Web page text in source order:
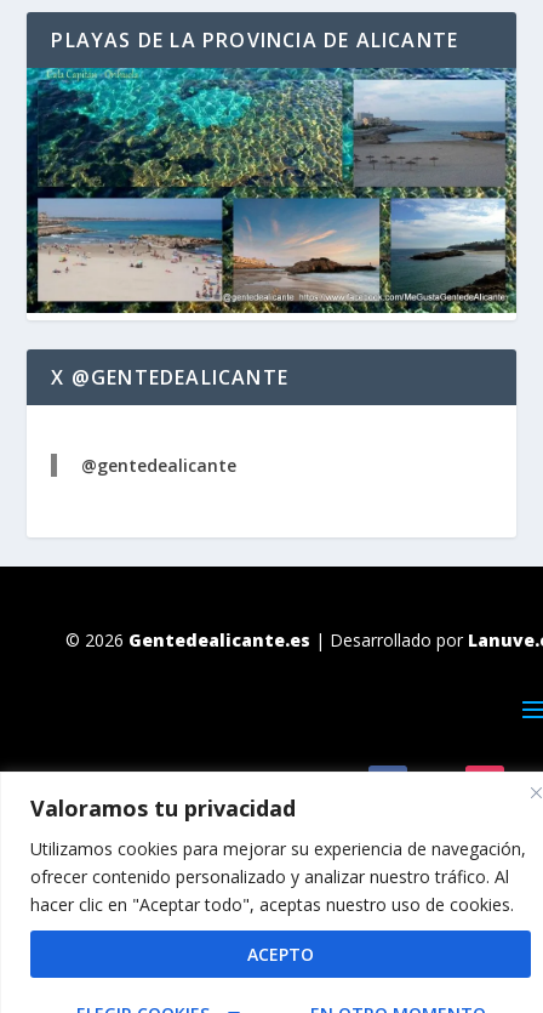
Valoramos tu privacidad
Utilizamos cookies para mejorar su experiencia de navegación,
ofrecer contenido personalizado y analizar nuestro tráfico. Al
hacer clic en "Aceptar todo", aceptas nuestro uso de cookies.
ACEPTO
PLAYAS DE LA PROVINCIA DE ALICANTE
X @GENTEDEALICANTE
@gentedealicante
© 2026 Gentedealicante.es | Desarrollado por